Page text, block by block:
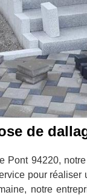
de
Pont 94220,
pour
notre